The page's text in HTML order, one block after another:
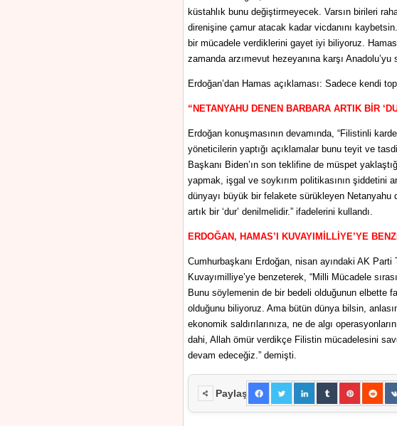
küstahlık bunu değiştirmeyecek. Varsın birileri
direnişine çamur atacak kadar vicdanını
bir mücadele verdiklerini gayet iyi biliyoruz.
zamanda arzımevut hezeyanına karşı
Erdoğan’dan Hamas açıklaması: Sadece kendi
“NETANYAHU DENEN BARBARA ARTIK BİR
Erdoğan konuşmasının devamında, “Filistinli
yöneticilerin yaptığı açıklamalar bunu teyit ve
Başkanı Biden’ın son teklifine de müspet
yapmak, işgal ve soykırım politikasının şiddetini
dünyayı büyük bir felakete sürükleyen
artık bir ‘dur’ denilmelidir.” ifadelerini kullandı.
ERDOĞAN, HAMAS’I KUVAYIMİLLİYE’YE
Cumhurbaşkanı Erdoğan, nisan ayındaki AK Parti
Kuvayımilliye’ye benzeterek, “Milli Mücadele
Bunu söylemenin de bir bedeli olduğunun elbette
olduğunu biliyoruz. Ama bütün dünya bilsin,
ekonomik saldırılarınıza, ne de algı
dahi, Allah ömür verdikçe Filistin mücadelesini
devam edeceğiz.” demişti.
Paylaş